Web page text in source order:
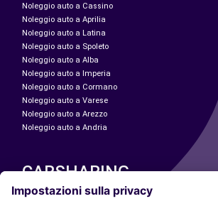
Noleggio auto a Cassino
Noleggio auto a Aprilia
Noleggio auto a Latina
Noleggio auto a Spoleto
Noleggio auto a Alba
Noleggio auto a Imperia
Noleggio auto a Cormano
Noleggio auto a Varese
Noleggio auto a Arezzo
Noleggio auto a Andria
CARSHARING
LE NOSTRE CITTÀ